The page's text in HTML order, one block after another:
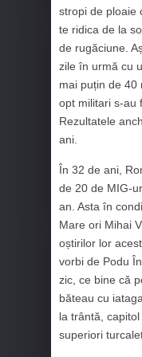
stropi de ploaie
te ridica de la
de rugăciune.
zile în urmă cu
mai puțin de 40
opt militari s-au
Rezultatele
ani.
În 32 de ani,
de 20 de MIG-
an. Asta în
Mare ori Mihai
oștirilor lor
vorbi de Podu
zic, ce bine că
băteau cu
la trântă,
superiori